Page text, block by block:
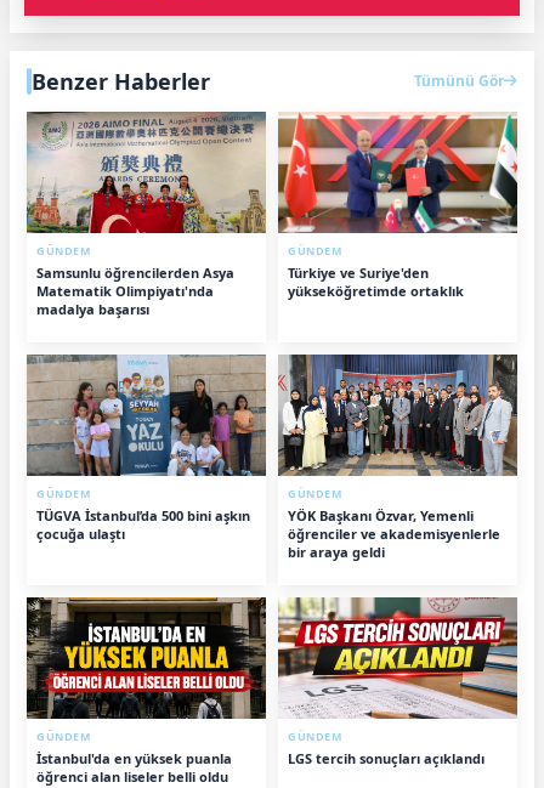
Benzer Haberler Tümünü Gör
GÜNDEM
Samsunlu öğrencilerden Asya
Matematik Olimpiyatı'nda
madalya başarısı
GÜNDEM
Türkiye ve Suriye'den
yükseköğretimde ortaklık
GÜNDEM
TÜGVA İstanbul’da 500 bini aşkın
çocuğa ulaştı
GÜNDEM
YÖK Başkanı Özvar, Yemenli
öğrenciler ve akademisyenlerle
bir araya geldi
GÜNDEM
İstanbul'da en yüksek puanla
öğrenci alan liseler belli oldu
GÜNDEM
LGS tercih sonuçları açıklandı